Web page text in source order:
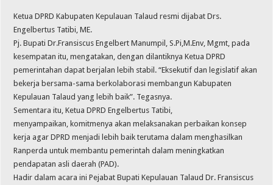
Ketua DPRD Kabupaten Kepulauan Talaud resmi dijabat Drs.
Engelbertus Tatibi, ME.
Pj. Bupati Dr.Fransiscus Engelbert Manumpil, S.Pi,M.Env, Mgmt, pada
kesempatan itu, mengatakan, dengan dilantiknya Ketua DPRD
pemerintahan dapat berjalan lebih stabil. “Eksekutif dan legislatif akan
bekerja bersama-sama berkolaborasi membangun Kabupaten
Kepulauan Talaud yang lebih baik”. Tegasnya.
Sementara itu, Ketua DPRD Engelbertus Tatibi,
menyampaikan, komitmenya akan melaksanakan perbaikan konsep
kerja agar DPRD menjadi lebih baik terutama dalam menghasilkan
Ranperda untuk membantu pemerintah dalam meningkatkan
pendapatan asli daerah (PAD).
Hadir dalam acara ini Pejabat Bupati Kepulauan Talaud Dr. Fransiscus